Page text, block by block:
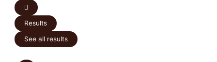
Results
See all results